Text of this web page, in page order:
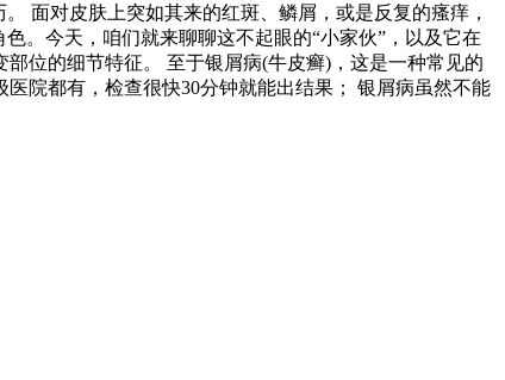
面对皮肤上突如其来的红斑、鳞屑，或是反复的瘙痒，
。今天，咱们就来聊聊这不起眼的“小家伙”，以及它在
位的细节特征。 至于银屑病(牛皮癣)，这是一种常见的
院都有，检查很快30分钟就能出结果； 银屑病虽然不能